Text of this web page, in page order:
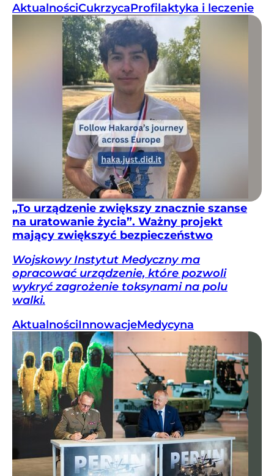
AktualnościCukrzycaProfilaktyka i leczenie
„To urządzenie zwiększy znacznie szanse
na uratowanie życia”. Ważny projekt
mający zwiększyć bezpieczeństwo
Wojskowy Instytut Medyczny ma
opracować urządzenie, które pozwoli
wykryć zagrożenie toksynami na polu
walki.
AktualnościInnowacjeMedycyna